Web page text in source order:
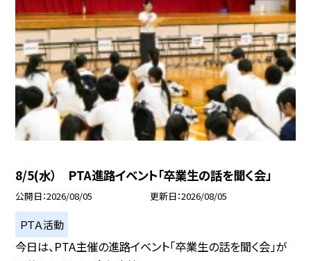
8/5(水） PTA進路イベント「卒業生の話を聞く会」
公開日 2026/08/05 更新日 2026/08/05
ＰＴＡ活動
今日は、PTA主催の進路イベント「卒業生の話を聞く会」が